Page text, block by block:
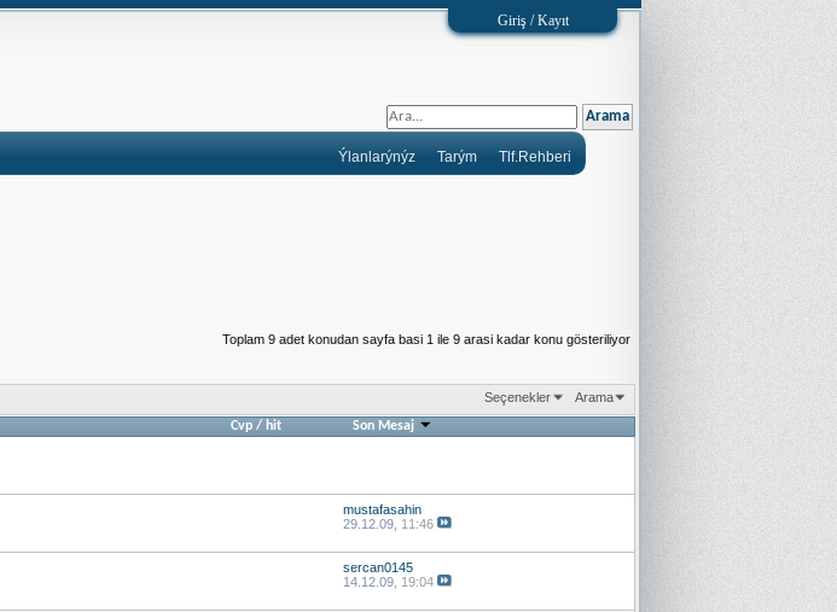
Giriş / Kayıt
Tlf.Rehberi
Tarým
Ýlanlarýnýz
Toplam 9 adet konudan sayfa basi 1 ile 9 arasi kadar konu gösteriliyor
Seçenekler Arama
Cvp / hit Son Mesaj
mustafasahin
29.12.09, 11:46
sercan0145
14.12.09, 19:04